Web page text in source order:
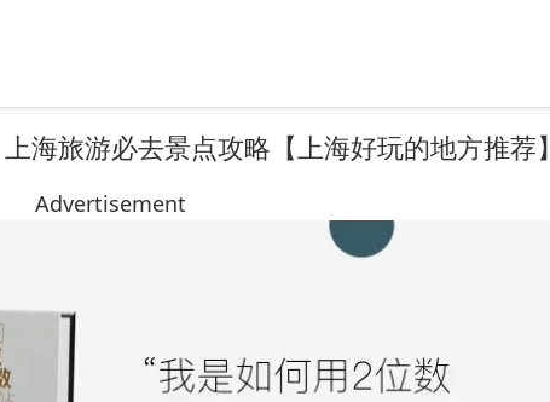
海旅游必去景点攻略【上海好玩的地方推荐】
Advertisement